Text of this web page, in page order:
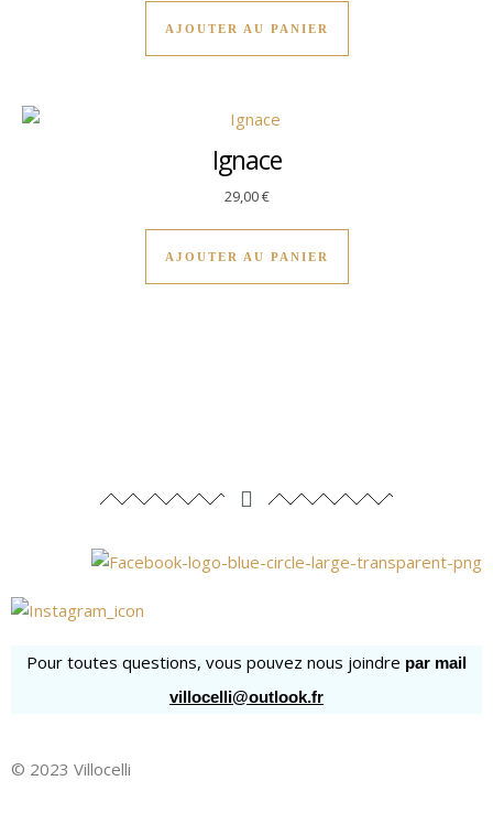
AJOUTER AU PANIER
Ignace
29,00€
AJOUTER AU PANIER
Pour toutes questions, vous pouvez nous joindre par mail
villocelli@outlook.fr
© 2023 Villocelli